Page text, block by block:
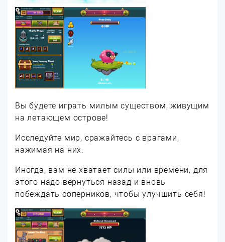
Вы будете играть милым существом, живущим
на летающем острове!
Исследуйте мир, сражайтесь с врагами,
нажимая на них.
Иногда, вам не хватает силы или времени, для
этого надо вернуться назад и вновь
побеждать соперников, чтобы улучшить себя!